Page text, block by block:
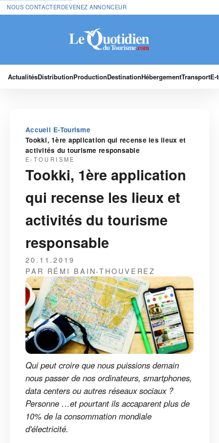
NOUS CONTACTERDEVENEZ ANNONCEUR
ActualitésDistributionProductionDestinationHébergementTransport
Accueil›E-Tourisme›
Tookki, 1ère application qui recense les lieux et
activités du tourisme responsable
E-TOURISME
Tookki, 1ère application
qui recense les lieux et
activités du tourisme
responsable
20.11.2019
PAR RÉMI BAIN-THOUVEREZ
Qui peut croire que nous puissions demain
nous passer de nos ordinateurs, smartphones,
data centers ou autres réseaux sociaux ?
Personne …et pourtant ils accaparent plus de
10% de la consommation mondiale
d'électricité.